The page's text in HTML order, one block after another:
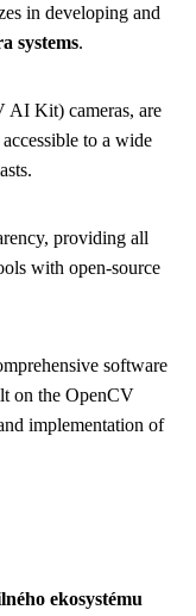
in developing and
systems.
AI Kit) cameras, are
to a wide
providing all
with open-source
software
on the OpenCV
implementation of
ekosystému